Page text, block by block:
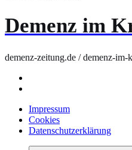
Demenz im
demenz-zeitung.de / demenz-im-
Impressum
Cookies
Datenschutzerklärung